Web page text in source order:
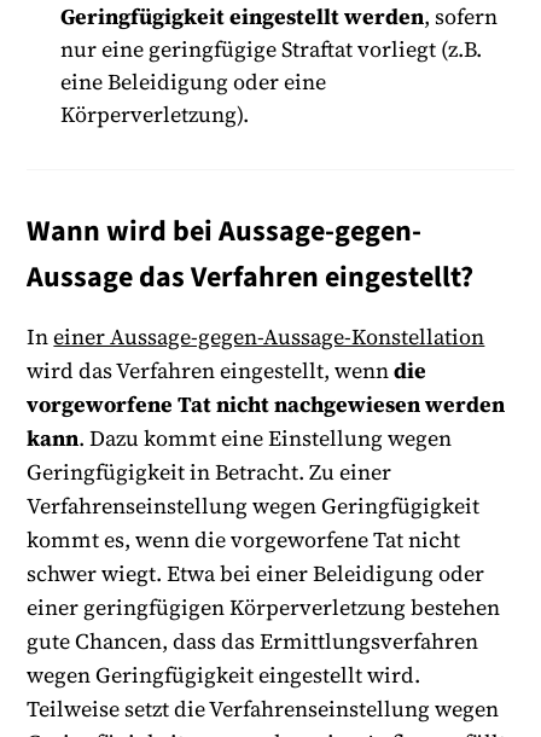
Geringfügigkeit eingestellt werden, sofern
nur eine geringfügige Straftat vorliegt (z.B.
eine Beleidigung oder eine
Körperverletzung).
Wann wird bei Aussage-gegen-
Aussage das Verfahren eingestellt?
Ineiner Aussage-gegen-Aussage-Konstellation
wird das Verfahren eingestellt, wenndie
vorgeworfene Tat nicht nachgewiesen werden
kann. Dazu kommt eine Einstellung wegen
Geringfügigkeit in Betracht. Zu einer
Verfahrenseinstellung wegen Geringfügigkeit
kommt es, wenn die vorgeworfene Tat nicht
schwer wiegt. Etwa bei einer Beleidigung oder
einer geringfügigen Körperverletzung bestehen
gute Chancen, dass das Ermittlungsverfahren
wegen Geringfügigkeit eingestellt wird.
Teilweise setzt die Verfahrenseinstellung wegen